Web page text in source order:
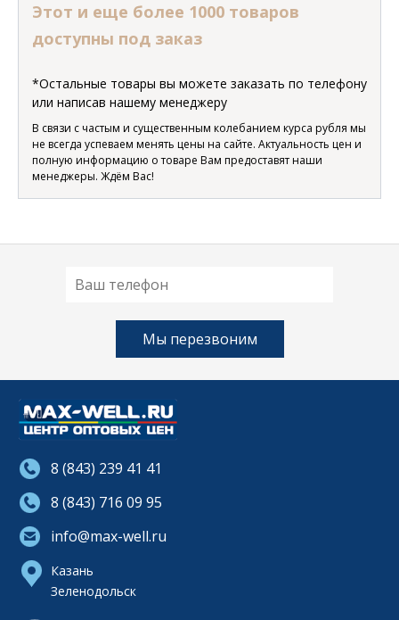
Этот и еще более 1000 товаров
доступны под заказ
*Остальные товары вы можете заказать по телефону
или написав нашему менеджеру
В связи с частым и существенным колебанием курса рубля мы
не всегда успеваем менять цены на сайте. Актуальность цен и
полную информацию о товаре Вам предоставят наши
менеджеры. Ждём Вас!
8 (843) 239 41 41
8 (843) 716 09 95
info@max-well.ru
Казань
Зеленодольск